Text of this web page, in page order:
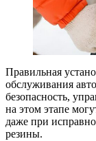
Правильная
обслуживания
безопасность,
на этом этапе
даже при
резины.